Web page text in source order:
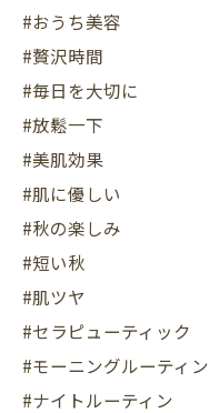
#おうち美容
#贅沢時間
#毎日を大切に
#放鬆一下
#美肌効果
#肌に優しい
#秋の楽しみ
#短い秋
#肌ツヤ
#セラピューティック
#モーニングルーティン
#ナイトルーティン